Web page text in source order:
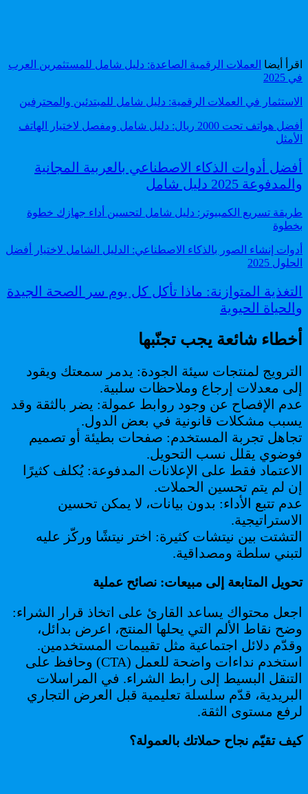
اقرأ أيضا العملات الرقمية الصاعدة: دليل شامل للمستثمرين العرب
في 2025
الاستثمار في العملات الرقمية: دليل شامل للمبتدئين والمحترفين
أفضل هواتف تحت 2000 ريال: دليل شامل ومفصل لاختيار الهاتف
الأمثل
أفضل أدوات الذكاء الاصطناعي بالعربية المجانية
والمدفوعة 2025 دليل شامل
طريقة تسريع الكمبيوتر: دليل شامل لتحسين أداء جهازك خطوة
بخطوة
أدوات إنشاء الصور بالذكاء الاصطناعي: الدليل الشامل لاختيار أفضل
الحلول 2025
التغذية المتوازنة: ماذا تأكل كل يوم سر الصحة الجيدة
والحياة الحيوية
أخطاء شائعة يجب تجنّبها
الترويج لمنتجات سيئة الجودة: يدمر سمعتك ويقود
إلى معدلات إرجاع وملاحظات سلبية.
عدم الإفصاح عن وجود روابط عمولة: يضر بالثقة وقد
يسبب مشكلات قانونية في بعض الدول.
تجاهل تجربة المستخدم: صفحات بطيئة أو تصميم
فوضوي يقلل نسب التحويل.
الاعتماد فقط على الإعلانات المدفوعة: يُكلف كثيرًا
إن لم يتم تحسين الحملات.
عدم تتبع الأداء: بدون بيانات، لا يمكن تحسين
الاستراتيجية.
التشتت بين نيتشات كثيرة: اختر نيتشًا وركّز عليه
لتبني سلطة ومصداقية.
تحويل المتابعة إلى مبيعات: نصائح عملية
اجعل محتواك يساعد القارئ على اتخاذ قرار الشراء:
وضح نقاط الألم التي يحلها المنتج، اعرض بدائل،
وقدّم دلائل اجتماعية مثل تقييمات المستخدمين.
استخدم نداءات واضحة للعمل (CTA) وحافظ على
التنقل البسيط إلى رابط الشراء. في المراسلات
البريدية، قدّم سلسلة تعليمية قبل العرض التجاري
لرفع مستوى الثقة.
كيف تقيّم نجاح حملاتك بالعمولة؟